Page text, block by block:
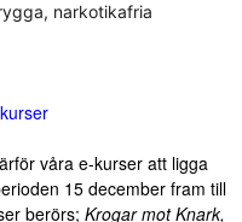
narkotikafria
våra e-kurser att ligga
15 december fram till
berörs; Krogar mot Knark,